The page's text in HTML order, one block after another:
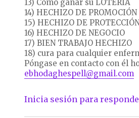
13) Cómo ganar su LOTERÍA
14) HECHIZO DE PROMOCIÓN
15) HECHIZO DE
16) HECHIZO DE NEGOCIO
17) BIEN TRABAJO HECHIZO
18) cura para cualquier
Póngase en contacto con él
ebhodaghespell@gmail.com
Inicia sesión para